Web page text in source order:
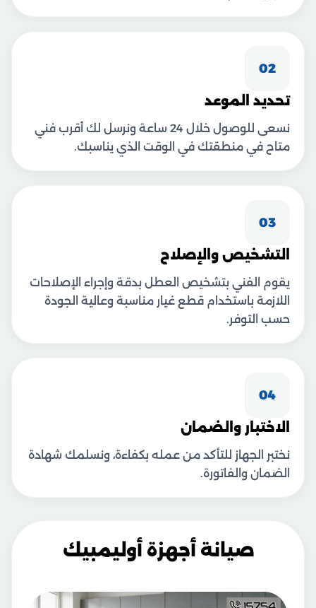
02
تحديد الموعد
نسعى للوصول خلال 24 ساعة ونرسل لك أقرب فني
متاح في منطقتك في الوقت الذي يناسبك.
03
التشخيص والإصلاح
يقوم الفني بتشخيص العطل بدقة وإجراء الإصلاحات
اللازمة باستخدام قطع غيار مناسبة وعالية الجودة
حسب التوفر.
04
الاختبار والضمان
نختبر الجهاز للتأكد من عمله بكفاءة، ونسلمك شهادة
الضمان والفاتورة.
صيانة أجهزة أوليمبيك